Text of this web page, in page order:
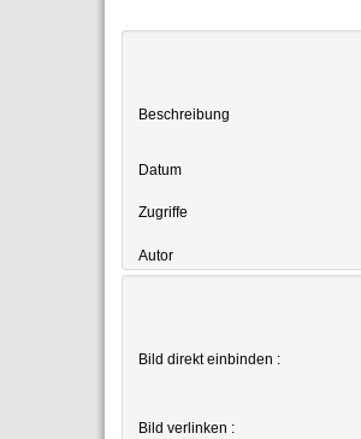
Beschreibung
Datum
Zugriffe
Autor
Bild direkt einbinden :
Bild verlinken :